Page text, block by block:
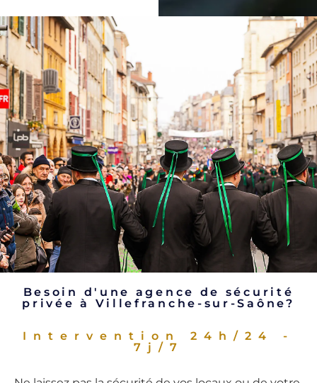
Besoin d'une agence de sécurité
privée à Villefranche-sur-Saône?
Intervention 24h/24 -
7j/7